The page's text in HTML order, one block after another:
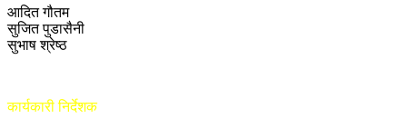
आदित गौतम
सुजित पुडासैनी
सुभाष श्रेष्ठ
कार्यकारी निर्देशक